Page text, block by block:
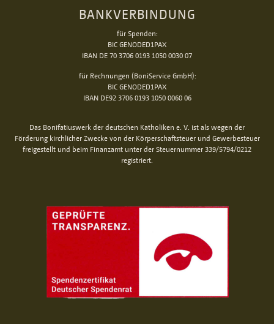
BANKVERBINDUNG
für Spenden:
BIC GENODED1PAX
IBAN DE 70 3706 0193 1050 0030 07
für Rechnungen (BoniService GmbH):
BIC GENODED1PAX
IBAN DE92 3706 0193 1050 0060 06
Das Bonifatiuswerk der deutschen Katholiken e. V. ist als wegen der
Förderung kirchlicher Zwecke von der Körperschaftsteuer und Gewerbesteuer
freigestellt und beim Finanzamt unter der Steuernummer 339/5794/0212
registriert.